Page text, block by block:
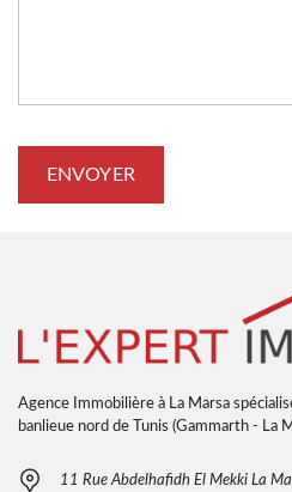
Agence Immobilière à La Marsa
banlieue nord de Tunis (Gammarth - La
11 Rue Abdelhafidh El Mekki La